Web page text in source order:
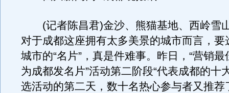
(记者陈昌君)金沙、熊猫基地、西岭雪
对于成都这座拥有太多美景的城市而言，要
城市的“名片”，真是件难事。昨日，“营销
为成都发名片”活动第二阶段“代表成都的十
选活动的第二天，数十名热心参与者又推荐